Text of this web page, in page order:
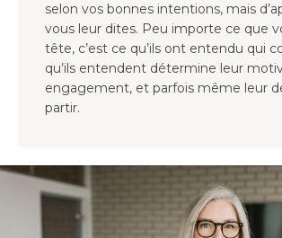
selon vos bonnes intentions, mais
vous leur dites. Peu importe ce que
tête, c’est ce qu’ils ont entendu qui
qu’ils entendent détermine leur
engagement, et parfois même leur
partir.